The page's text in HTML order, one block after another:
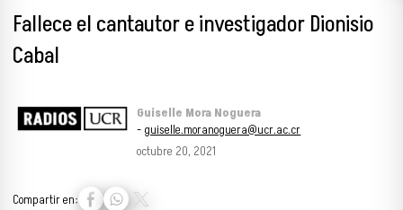
Fallece el cantautor e investigador Dionisio
Cabal
Guiselle Mora Noguera
- guiselle.moranoguera@ucr.ac.cr
octubre 20, 2021
Compartir en: